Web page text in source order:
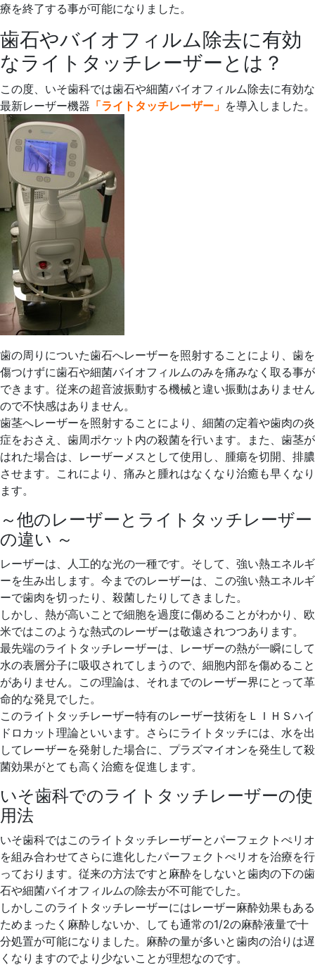
療を終了する事が可能になりました。
歯石やバイオフィルム除去に有効
なライトタッチレーザーとは？
この度、いそ歯科では歯石や細菌バイオフィルム除去に有効な
最新レーザー機器 「ライトタッチレーザー」 を導入しました。
歯の周りについた歯石へレーザーを照射することにより、歯を
傷つけずに歯石や細菌バイオフィルムのみを痛みなく取る事が
できます。従来の超音波振動する機械と違い振動はありません
ので不快感はありません。
歯茎へレーザーを照射することにより、細菌の定着や歯肉の炎
症をおさえ、歯周ポケット内の殺菌を行います。また、歯茎が
はれた場合は、レーザーメスとして使用し、腫瘍を切開、排膿
させます。これにより、痛みと腫れはなくなり治癒も早くなり
ます。
～他のレーザーとライトタッチレーザー
の違い ～
レーザーは、人工的な光の一種です。そして、強い熱エネルギ
ーを生み出します。今までのレーザーは、この強い熱エネルギ
ーで歯肉を切ったり、殺菌したりしてきました。
しかし、熱が高いことで細胞を過度に傷めることがわかり、欧
米ではこのような熱式のレーザーは敬遠されつつあります。
最先端のライトタッチレーザーは、レーザーの熱が一瞬にして
水の表層分子に吸収されてしまうので、細胞内部を傷めること
がありません。この理論は、それまでのレーザー界にとって革
命的な発見でした。
このライトタッチレーザー特有のレーザー技術をＬＩＨＳハイ
ドロカット理論といいます。さらにライトタッチには、水を出
してレーザーを発射した場合に、プラズマイオンを発生して殺
菌効果がとても高く治癒を促進します。
いそ歯科でのライトタッチレーザーの使
用法
いそ歯科ではこのライトタッチレーザーとパーフェクトぺリオ
を組み合わせてさらに進化したパーフェクトぺリオを治療を行
っております。従来の方法ですと麻酔をしないと歯肉の下の歯
石や細菌バイオフィルムの除去が不可能でした。
しかしこのライトタッチレーザーにはレーザー麻酔効果もある
ためまったく麻酔しないか、しても通常の1/2の麻酔液量で十
分処置が可能になりました。麻酔の量が多いと歯肉の治りは遅
くなりますのでより少ないことが理想なのです。